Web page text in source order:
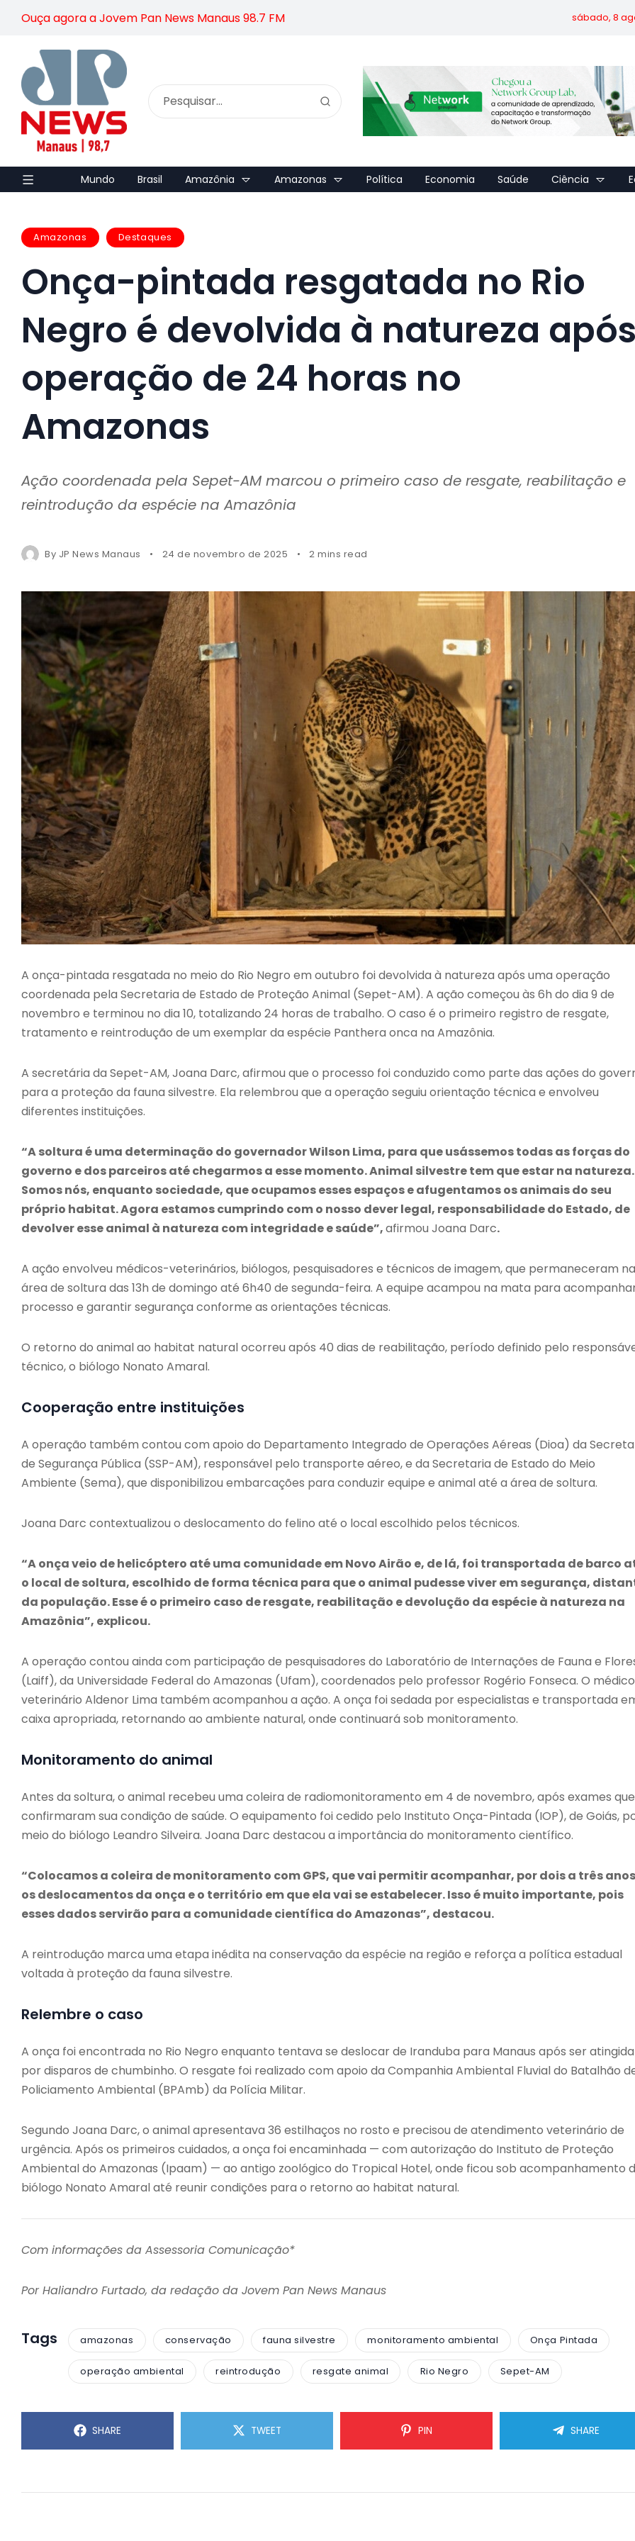
Ouça agora a Jovem Pan News Manaus 98.7 FM sábado, 8
Mundo Brasil Amazônia Amazonas Política Economia Saúde Ciência
Amazonas Destaques
Onça-pintada resgatada no Rio
Negro é devolvida à natureza
operação de 24 horas no
Amazonas
Ação coordenada pela Sepet-AM marcou o primeiro caso de resgate, reabilitação e
reintrodução da espécie na Amazônia
By JP News Manaus 24 de novembro de 2025 2 mins read
A onça-pintada resgatada no meio do Rio Negro em outubro foi devolvida à natureza após uma operação
coordenada pela Secretaria de Estado de Proteção Animal (Sepet-AM). A ação começou às 6h do dia 9 de
novembro e terminou no dia 10, totalizando 24 horas de trabalho. O caso é o primeiro registro de resgate,
tratamento e reintrodução de um exemplar da espécie Panthera onca na Amazônia.
A secretária da Sepet-AM, Joana Darc, afirmou que o processo foi conduzido como parte das ações do
para a proteção da fauna silvestre. Ela relembrou que a operação seguiu orientação técnica e envolveu
diferentes instituições.
“A soltura é uma determinação do governador Wilson Lima, para que usássemos todas as forças do
governo e dos parceiros até chegarmos a esse momento. Animal silvestre tem que estar na natureza.
Somos nós, enquanto sociedade, que ocupamos esses espaços e afugentamos os animais do seu
próprio habitat. Agora estamos cumprindo com o nosso dever legal, responsabilidade do Estado, de
devolver esse animal à natureza com integridade e saúde”,afirmou Joana Darc.
A ação envolveu médicos-veterinários, biólogos, pesquisadores e técnicos de imagem, que permaneceram na
área de soltura das 13h de domingo até 6h40 de segunda-feira. A equipe acampou na mata para
processo e garantir segurança conforme as orientações técnicas.
O retorno do animal ao habitat natural ocorreu após 40 dias de reabilitação, período definido pelo
técnico, o biólogo Nonato Amaral.
Cooperação entre instituições
A operação também contou com apoio do Departamento Integrado de Operações Aéreas (Dioa) da
de Segurança Pública (SSP-AM), responsável pelo transporte aéreo, e da Secretaria de Estado do Meio
Ambiente (Sema), que disponibilizou embarcações para conduzir equipe e animal até a área de soltura.
Joana Darc contextualizou o deslocamento do felino até o local escolhido pelos técnicos.
“A onça veio de helicóptero até uma comunidade em Novo Airão e, de lá, foi transportada de barco
o local de soltura, escolhido de forma técnica para que o animal pudesse viver em segurança,
da população. Esse é o primeiro caso de resgate, reabilitação e devolução da espécie à natureza na
Amazônia”, explicou.
A operação contou ainda com participação de pesquisadores do Laboratório de Internações de Fauna e
(Laiff), da Universidade Federal do Amazonas (Ufam), coordenados pelo professor Rogério Fonseca. O
veterinário Aldenor Lima também acompanhou a ação. A onça foi sedada por especialistas e transportada
caixa apropriada, retornando ao ambiente natural, onde continuará sob monitoramento.
Monitoramento do animal
Antes da soltura, o animal recebeu uma coleira de radiomonitoramento em 4 de novembro, após exames que
confirmaram sua condição de saúde. O equipamento foi cedido pelo Instituto Onça-Pintada (IOP), de Goiás,
meio do biólogo Leandro Silveira. Joana Darc destacou a importância do monitoramento científico.
“Colocamos a coleira de monitoramento com GPS, que vai permitir acompanhar, por dois a três
os deslocamentos da onça e o território em que ela vai se estabelecer. Isso é muito importante, pois
esses dados servirão para a comunidade científica do Amazonas”, destacou.
A reintrodução marca uma etapa inédita na conservação da espécie na região e reforça a política estadual
voltada à proteção da fauna silvestre.
Relembre o caso
A onça foi encontrada no Rio Negro enquanto tentava se deslocar de Iranduba para Manaus após ser atingida
por disparos de chumbinho. O resgate foi realizado com apoio da Companhia Ambiental Fluvial do Batalhão
Policiamento Ambiental (BPAmb) da Polícia Militar.
Segundo Joana Darc, o animal apresentava 36 estilhaços no rosto e precisou de atendimento veterinário de
urgência. Após os primeiros cuidados, a onça foi encaminhada — com autorização do Instituto de Proteção
Ambiental do Amazonas (Ipaam) — ao antigo zoológico do Tropical Hotel, onde ficou sob acompanhamento
biólogo Nonato Amaral até reunir condições para o retorno ao habitat natural.
Com informações da Assessoria Comunicação*
Por Haliandro Furtado, da redação da Jovem Pan News Manaus
Tags amazonas conservação fauna silvestre monitoramento ambiental Onça Pintada
operação ambiental reintrodução resgate animal Rio Negro Sepet-AM
SHARE TWEET PIN SHARE